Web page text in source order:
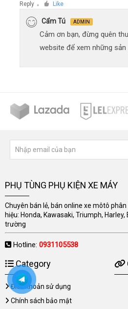
Reply ● Like
Cẩm Tú ADMIN
Cảm ơn bạn, đừng quên
website để xem những
PHỤ TÙNG PHỤ KIỆN XE MÁY
Chuyên bán lẻ, bán online xe môtô
hiệu: Honda, Kawasaki, Triumph,
trường
Hotline: 0931105538
Category
Điều khoản sử dụng
Chính sách bảo mật